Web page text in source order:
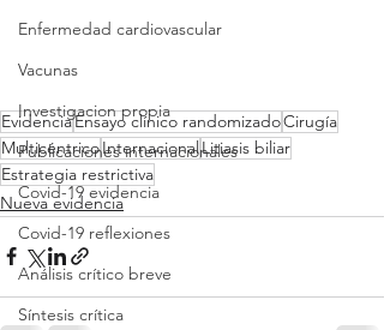
Enfermedad cardiovascular
Vacunas
Investigacion propia
Publicaciones internacionales
Covid-19 evidencia
Covid-19 reflexiones
Análisis crítico breve
Síntesis crítica
EvidenciaEnsayo clínico randomizadoCirugía
MulticéntricoInternacionalLitiasis biliar
Estrategia restrictiva
Nueva evidencia